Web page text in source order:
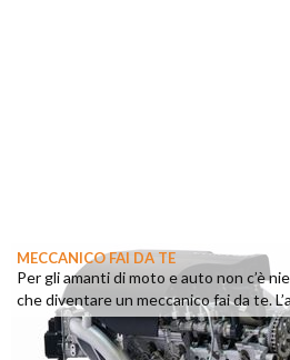
MECCANICO FAI DA TE
Per gli amanti di moto e auto non c’è
che diventare un meccanico fai da te.